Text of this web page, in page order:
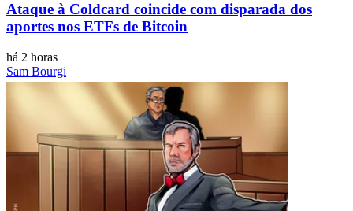
Ataque à Coldcard coincide com disparada dos
aportes nos ETFs de Bitcoin
há 2 horas
Sam Bourgi